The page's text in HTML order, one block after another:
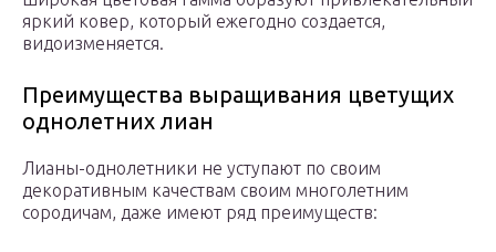
яркий ковер, который ежегодно создается,
видоизменяется.
Преимущества выращивания цветущих
однолетних лиан
Лианы-однолетники не уступают по своим
декоративным качествам своим многолетним
сородичам, даже имеют ряд преимуществ: